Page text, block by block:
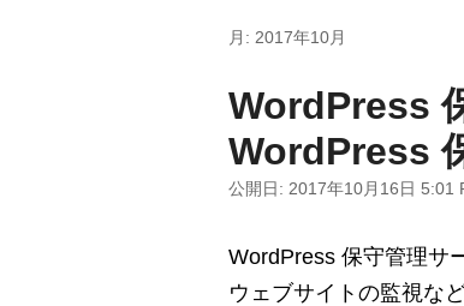
月: 2017年10月
WordPress
WordPress
公開日: 2017年10月16日 5:01
WordPress 保守管理サ
ウェブサイトの監視な